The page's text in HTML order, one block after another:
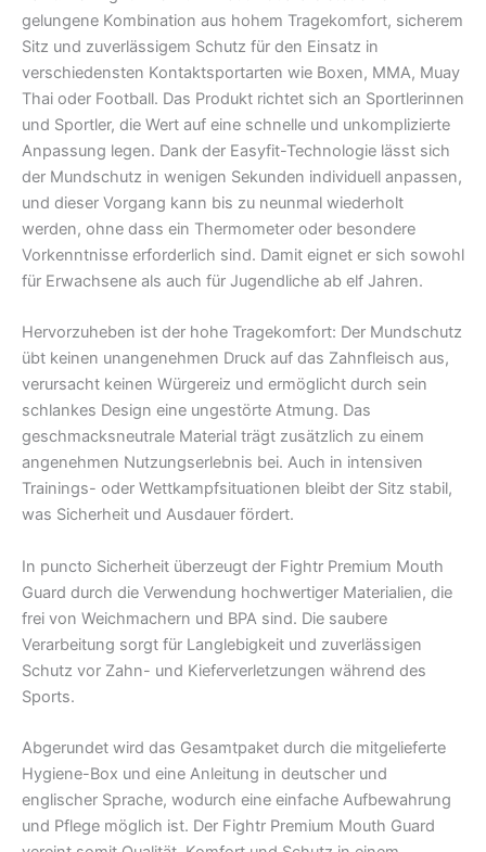
gelungene Kombination aus hohem Tragekomfort, sicherem
Sitz und zuverlässigem Schutz für den Einsatz in
verschiedensten Kontaktsportarten wie Boxen, MMA, Muay
Thai oder Football. Das Produkt richtet sich an Sportlerinnen
und Sportler, die Wert auf eine schnelle und unkomplizierte
Anpassung legen. Dank der Easyfit-Technologie lässt sich
der Mundschutz in wenigen Sekunden individuell anpassen,
und dieser Vorgang kann bis zu neunmal wiederholt
werden, ohne dass ein Thermometer oder besondere
Vorkenntnisse erforderlich sind. Damit eignet er sich sowohl
für Erwachsene als auch für Jugendliche ab elf Jahren.
Hervorzuheben ist der hohe Tragekomfort: Der Mundschutz
übt keinen unangenehmen Druck auf das Zahnfleisch aus,
verursacht keinen Würgereiz und ermöglicht durch sein
schlankes Design eine ungestörte Atmung. Das
geschmacksneutrale Material trägt zusätzlich zu einem
angenehmen Nutzungserlebnis bei. Auch in intensiven
Trainings- oder Wettkampfsituationen bleibt der Sitz stabil,
was Sicherheit und Ausdauer fördert.
In puncto Sicherheit überzeugt der Fightr Premium Mouth
Guard durch die Verwendung hochwertiger Materialien, die
frei von Weichmachern und BPA sind. Die saubere
Verarbeitung sorgt für Langlebigkeit und zuverlässigen
Schutz vor Zahn- und Kieferverletzungen während des
Sports.
Abgerundet wird das Gesamtpaket durch die mitgelieferte
Hygiene-Box und eine Anleitung in deutscher und
englischer Sprache, wodurch eine einfache Aufbewahrung
und Pflege möglich ist. Der Fightr Premium Mouth Guard